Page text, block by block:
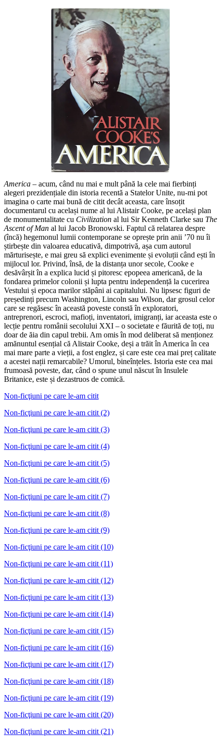
America – acum, când nu mai e mult până la cele mai fierbinți
alegeri prezidențiale din istoria recentă a Statelor Unite, nu-mi pot
imagina o carte mai bună de citit decât aceasta, care însoțit
documentarul cu același nume al lui Alistair Cooke, pe același plan
de monumentalitate cu Civilization al lui Sir Kenneth Clarke sau The
Ascent of Man al lui Jacob Bronowski. Faptul că relatarea despre
(încă) hegemonul lumii contemporane se oprește prin anii ’70 nu îi
știrbește din valoarea educativă, dimpotrivă, așa cum autorul
mărturisește, e mai greu să explici evenimente și evoluții când ești în
mijlocul lor. Privind, însă, de la distanța unor secole, Cooke e
desăvârșit în a explica lucid și pitoresc epopeea americană, de la
fondarea primelor colonii și lupta pentru independență la cucerirea
Vestului și epoca marilor stăpâni ai capitalului. Nu lipsesc figuri de
președinți precum Washington, Lincoln sau Wilson, dar grosul celor
care se regăsesc în această poveste constă în exploratori,
antreprenori, escroci, mafioți, inventatori, imigranți, iar aceasta este o
lecție pentru românii secolului XXI – o societate e făurită de toți, nu
doar de ăia din capul trebii. Am omis în mod deliberat să menționez
amănuntul esențial că Alistair Cooke, deși a trăit în America în cea
mai mare parte a vieții, a fost englez, și care este cea mai preț calitate
a acestei nații remarcabile? Umorul, bineînțeles. Istoria este cea mai
frumoasă poveste, dar, când o spune unul născut în Insulele
Britanice, este și dezastruos de comică.
Non-ficţiuni pe care le-am citit
Non-ficţiuni pe care le-am citit (2)
Non-ficţiuni pe care le-am citit (3)
Non-ficţiuni pe care le-am citit (4)
Non-ficţiuni pe care le-am citit (5)
Non-ficţiuni pe care le-am citit (6)
Non-ficţiuni pe care le-am citit (7)
Non-ficţiuni pe care le-am citit (8)
Non-ficţiuni pe care le-am citit (9)
Non-ficţiuni pe care le-am citit (10)
Non-ficţiuni pe care le-am citit (11)
Non-ficţiuni pe care le-am citit (12)
Non-ficţiuni pe care le-am citit (13)
Non-ficţiuni pe care le-am citit (14)
Non-ficţiuni pe care le-am citit (15)
Non-ficţiuni pe care le-am citit (16)
Non-ficţiuni pe care le-am citit (17)
Non-ficţiuni pe care le-am citit (18)
Non-ficţiuni pe care le-am citit (19)
Non-ficţiuni pe care le-am citit (20)
Non-ficţiuni pe care le-am citit (21)